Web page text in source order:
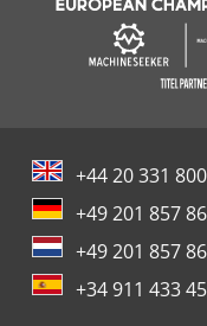
+44 20 331
+49 201 857
+49 201 857
+34 911 433